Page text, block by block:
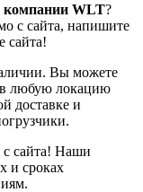
компании WLT?
с сайта, напишите
сайта!
Вы можете
в любую локацию
доставке и
с сайта! Наши
и сроках